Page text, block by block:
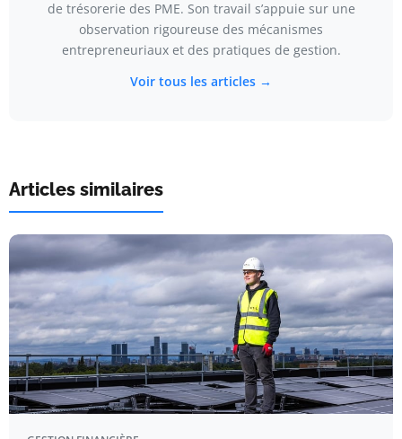
de trésorerie des PME. Son travail s’appuie sur une
observation rigoureuse des mécanismes
entrepreneuriaux et des pratiques de gestion.
Voir tous les articles →
Articles similaires